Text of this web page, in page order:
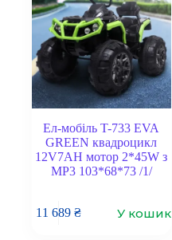
Ел-мобіль T-733 EVA
GREEN квадроцикл
12V7AH мотор 2*45W з
MP3 103*68*73 /1/
11 689₴ У кошик